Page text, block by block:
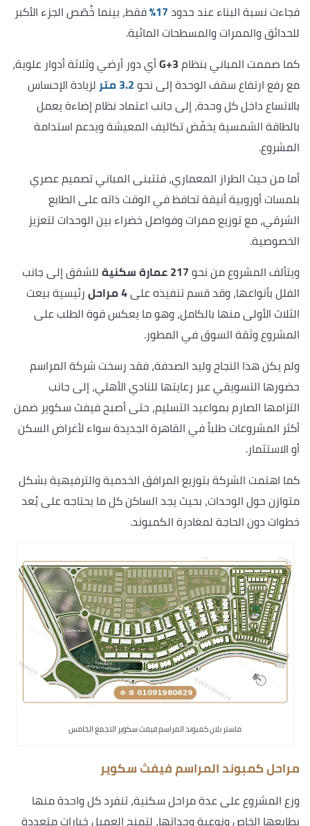
فجاءت نسبة البناء عند حدود17% فقط، بينما خُصّص الجزء الأكبر
للحدائق والممرات والمسطحات المائية.
كما صممت المباني بنظامG+3أي دور أرضي وثلاثة أدوار علوية،
مع رفع ارتفاع سقف الوحدة إلى نحو3.2 متر
لزيادة الإحساس
بالاتساع داخل كل وحدة، إلى جانب اعتماد نظام إضاءة يعمل
بالطاقة الشمسية يخفّض تكاليف المعيشة ويدعم استدامة
المشروع.
أما من حيث الطراز المعماري، فتتبنى المباني تصميم عصري
بلمسات أوروبية أنيقة تحافظ في الوقت ذاته على الطابع
الشرقي، مع توزيع ممرات وفواصل خضراء بين الوحدات لتعزيز
الخصوصية.
ويتألف المشروع من نحو217 عمارة سكنية
للشقق إلى جانب
الفلل بأنواعها، وقد قسم تنفيذه على4 مراحل
رئيسية بيعت
الثلاث الأولى منها بالكامل، وهو ما يعكس قوة الطلب على
المشروع وثقة السوق في المطور.
ولم يكن هذا النجاح وليد الصدفة، فقد رسخت شركة المراسم
حضورها التسويقي عبر رعايتها للنادي الأهلي، إلى جانب
التزامها الصارم بمواعيد التسليم، حتى أصبح فيفث سكوير ضمن
أكثر المشروعات طلباً في القاهرة الجديدة سواء لأغراض السكن
أو الاستثمار.
كما اهتمت الشركة بتوزيع المرافق الخدمية والترفيهية بشكل
متوازن حول الوحدات، بحيث يجد الساكن كل ما يحتاجه على بُعد
خطوات دون الحاجة لمغادرة الكمبوند.
ماستر بلان كمبوند المراسم فيفث سكوير التجمع الخامس
مراحل كمبوند المراسم فيفث سكوير
وزع المشروع على عدة مراحل سكنية، تنفرد كل واحدة منها
بطابعها الخاص ونوعية وحداتها، لتمنح العميل خيارات متعددة